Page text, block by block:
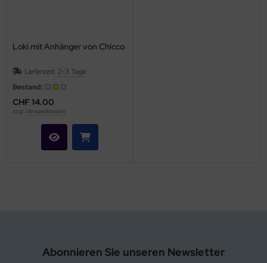
Loki mit Anhänger von Chicco
Lieferzeit: 2-3 Tage
Bestand:
CHF 14.00
zzgl. Versandkosten
Abonnieren Sie unseren Newsletter